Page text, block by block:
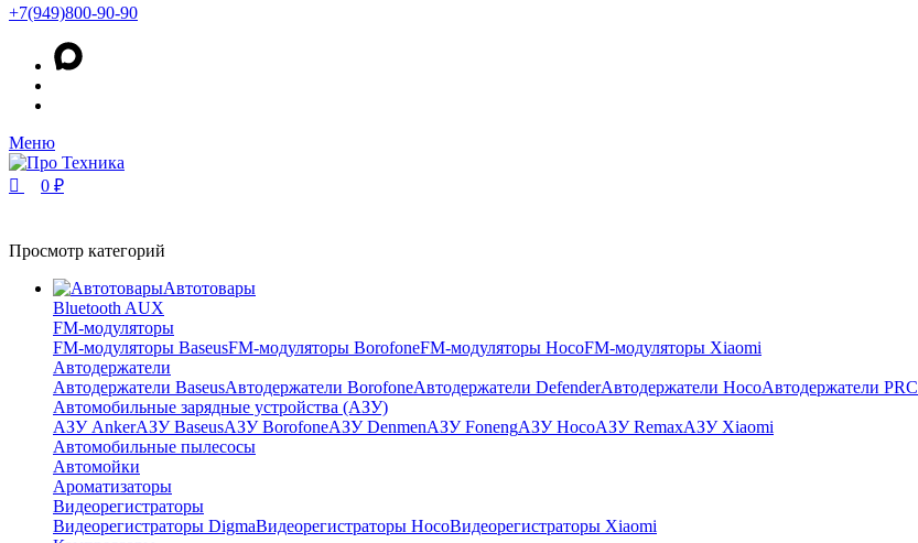
+7(949)800-90-90
Меню
0 ₽
Просмотр категорий
Автотовары
Bluetooth AUX
FM-модуляторы
FM-модуляторы BaseusFM-модуляторы BorofoneFM-модуляторы HocoFM-модуляторы Xiaomi
Автодержатели
Автодержатели BaseusАвтодержатели BorofoneАвтодержатели DefenderАвтодержатели HocoАвтодержатели PRC
Автомобильные зарядные устройства (АЗУ)
АЗУ AnkerАЗУ BaseusАЗУ BorofoneАЗУ DenmenАЗУ FonengАЗУ HocoАЗУ RemaxАЗУ Xiaomi
Автомобильные пылесосы
Автомойки
Ароматизаторы
Видеорегистраторы
Видеорегистраторы DigmaВидеорегистраторы HocoВидеорегистраторы Xiaomi